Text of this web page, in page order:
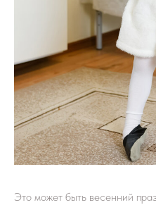
Это может быть весенний